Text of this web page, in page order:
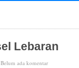
Lebaran
Belum ada komentar